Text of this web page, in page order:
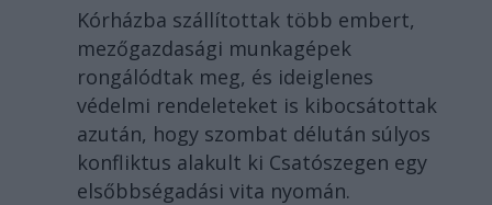
Kórházba szállítottak több embert,
mezőgazdasági munkagépek
rongálódtak meg, és ideiglenes
védelmi rendeleteket is kibocsátottak
azután, hogy szombat délután súlyos
konfliktus alakult ki Csatószegen egy
elsőbbségadási vita nyomán.